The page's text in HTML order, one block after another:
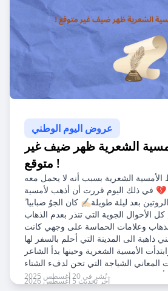
عروض اليوم الوطني
الشعرية ظهر ضيف غير
متوقع !
الأمسية الشعرية بسبب أنه لا يحمل معه
💔 في ذلك اليوم قررت أن أذهب لأمسية
بعد ليلة طويلة✍🏻 كان الجوُ ضبابيا
الأحوال الجوية التي تنذر بعدم الذهاب
وعلامات الحماسة على وجهي كانت
ذاهبة الى المدينة التي أحلم بالسفر لها
الأمسية الشعرية وحينها بدأ الشاعر
المعاني الشياجة التي تحن لدفء الشتاء
نُشر في 20 أغسطس 2025
آخر تحديث 5 أغسطس 2026